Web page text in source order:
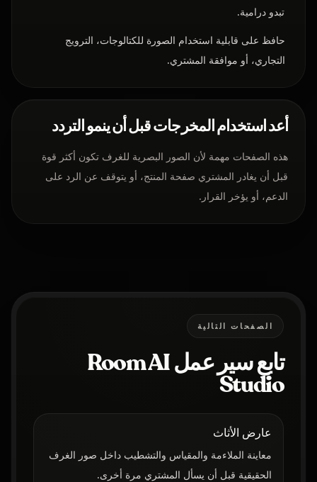
تبدو درامية.
حافظ على قابلية استخدام الصورة للكتالوجات، الترويج
التجاري، أو موافقة المشتري.
أعد استخدام المخرجات قبل أن ينمو التردد
هذه الصفحات مهمة لأن الصور البصرية للغرف تكون أكثر قوة
قبل أن يغادر المشتري صفحة المنتج، أو يتوقف عن الرد على
الدعم، أو يؤخر القرار.
الصفحات التالية
تابع سير عمل Room AI
Studio
عارض الأثاث
معاينة الملاءمة والمقياس والتشطيب داخل صور الغرف
الحقيقية قبل أن يسأل المشتري مرة أخرى.